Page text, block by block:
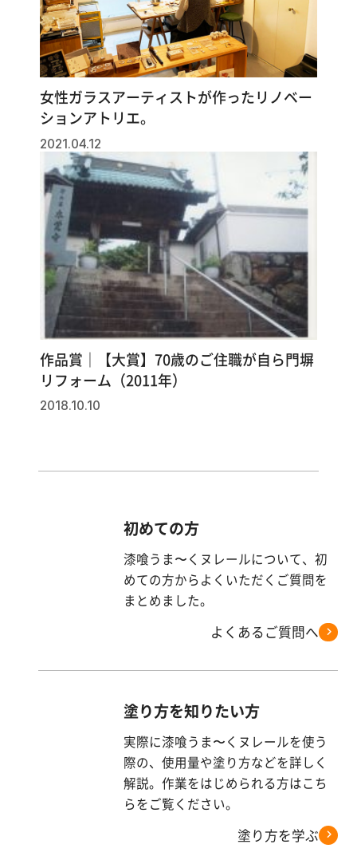
女性ガラスアーティストが作ったリノベー
ションアトリエ。
2021.04.12
作品賞｜【大賞】70歳のご住職が自ら門塀
リフォーム（2011年）
2018.10.10
初めての方
漆喰うま〜くヌレールについて、初
めての方からよくいただくご質問を
まとめました。
よくあるご質問へ
塗り方を知りたい方
実際に漆喰うま〜くヌレールを使う
際の、使用量や塗り方などを詳しく
解説。作業をはじめられる方はこち
らをご覧ください。
塗り方を学ぶ